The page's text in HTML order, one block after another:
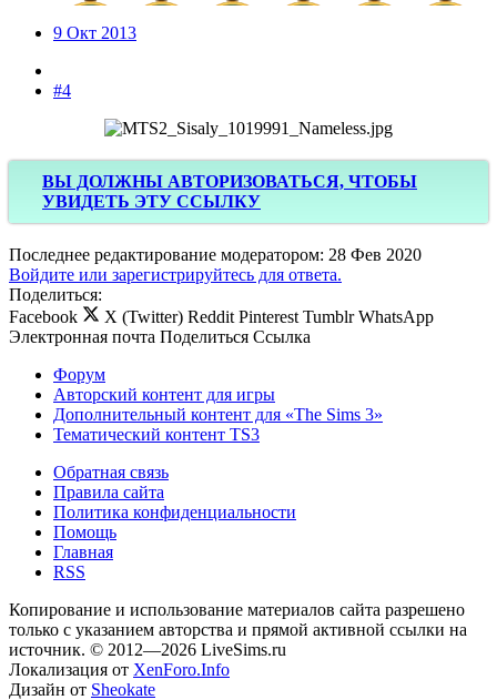
9 Окт 2013
#4
ВЫ ДОЛЖНЫ АВТОРИЗОВАТЬСЯ, ЧТОБЫ
УВИДЕТЬ ЭТУ ССЫЛКУ
Последнее редактирование модератором: 28 Фев 2020
Войдите или зарегистрируйтесь для ответа.
Поделиться:
Facebook
X (Twitter) Reddit Pinterest Tumblr WhatsApp
Электронная почта Поделиться Ссылка
Форум
Авторский контент для игры
Дополнительный контент для «The Sims 3»
Тематический контент TS3
Обратная связь
Правила сайта
Политика конфиденциальности
Помощь
Главная
RSS
Копирование и использование материалов сайта разрешено
только с указанием авторства и прямой активной ссылки на
источник. © 2012—2026 LiveSims.ru
Локализация от XenForo.Info
Дизайн от Sheokate